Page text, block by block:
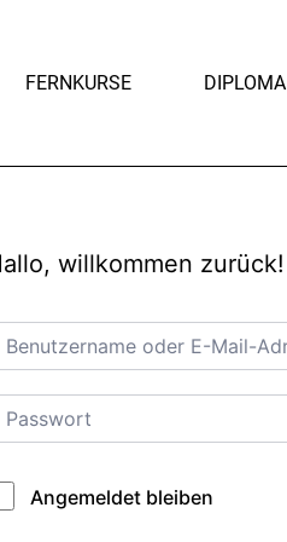
FERNKURSE DIPLOMA
willkommen zurück!
Angemeldet bleiben